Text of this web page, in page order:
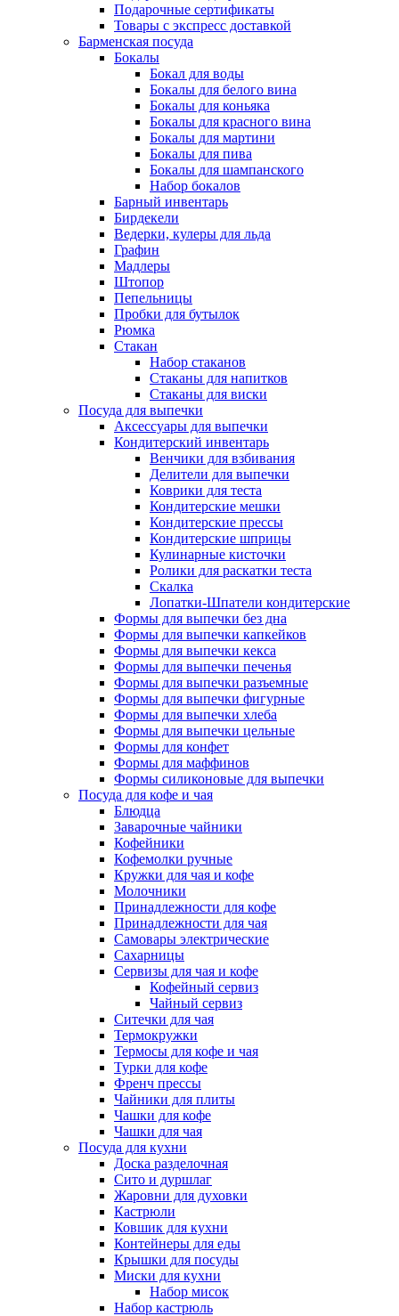
Подарочные сертификаты
Товары с экспресс доставкой
Барменская посуда
Бокалы
Бокал для воды
Бокалы для белого вина
Бокалы для коньяка
Бокалы для красного вина
Бокалы для мартини
Бокалы для пива
Бокалы для шампанского
Набор бокалов
Барный инвентарь
Бирдекели
Ведерки, кулеры для льда
Графин
Мадлеры
Штопор
Пепельницы
Пробки для бутылок
Рюмка
Стакан
Набор стаканов
Стаканы для напитков
Стаканы для виски
Посуда для выпечки
Аксессуары для выпечки
Кондитерский инвентарь
Венчики для взбивания
Делители для выпечки
Коврики для теста
Кондитерские мешки
Кондитерские прессы
Кондитерские шприцы
Кулинарные кисточки
Ролики для раскатки теста
Скалка
Лопатки-Шпатели кондитерские
Формы для выпечки без дна
Формы для выпечки капкейков
Формы для выпечки кекса
Формы для выпечки печенья
Формы для выпечки разъемные
Формы для выпечки фигурные
Формы для выпечки хлеба
Формы для выпечки цельные
Формы для конфет
Формы для маффинов
Формы силиконовые для выпечки
Посуда для кофе и чая
Блюдца
Заварочные чайники
Кофейники
Кофемолки ручные
Кружки для чая и кофе
Молочники
Принадлежности для кофе
Принадлежности для чая
Самовары электрические
Сахарницы
Сервизы для чая и кофе
Кофейный сервиз
Чайный сервиз
Ситечки для чая
Термокружки
Термосы для кофе и чая
Турки для кофе
Френч прессы
Чайники для плиты
Чашки для кофе
Чашки для чая
Посуда для кухни
Доска разделочная
Сито и дуршлаг
Жаровни для духовки
Кастрюли
Ковшик для кухни
Контейнеры для еды
Крышки для посуды
Миски для кухни
Набор мисок
Набор кастрюль